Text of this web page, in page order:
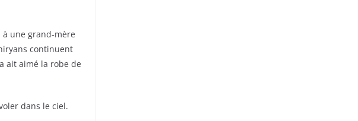
à une grand-mère
continuent
ait aimé la robe de
dans le ciel.